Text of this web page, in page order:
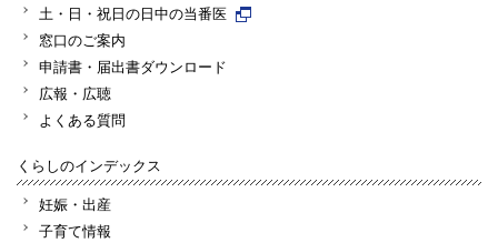
土・日・祝日の日中の当番医
窓口のご案内
申請書・届出書ダウンロード
広報・広聴
よくある質問
くらしのインデックス
妊娠・出産
子育て情報